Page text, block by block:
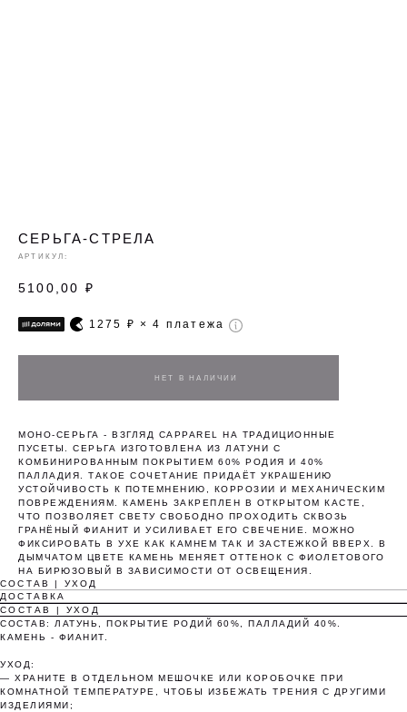
СЕРЬГА-СТРЕЛА
АРТИКУЛ:
5100,00 ₽
1275 ₽ × 4 платежа
МОНО-СЕРЬГА - ВЗГЛЯД CAPPAREL НА ТРАДИЦИОННЫЕ
ПУСЕТЫ. СЕРЬГА ИЗГОТОВЛЕНА ИЗ ЛАТУНИ С
КОМБИНИРОВАННЫМ ПОКРЫТИЕМ 60% РОДИЯ И 40%
ПАЛЛАДИЯ. ТАКОЕ СОЧЕТАНИЕ ПРИДАЁТ УКРАШЕНИЮ
УСТОЙЧИВОСТЬ К ПОТЕМНЕНИЮ, КОРРОЗИИ И МЕХАНИЧЕСКИМ
ПОВРЕЖДЕНИЯМ. КАМЕНЬ ЗАКРЕПЛЕН В ОТКРЫТОМ КАСТЕ,
ЧТО ПОЗВОЛЯЕТ СВЕТУ СВОБОДНО ПРОХОДИТЬ СКВОЗЬ
ГРАНЁНЫЙ ФИАНИТ И УСИЛИВАЕТ ЕГО СВЕЧЕНИЕ. МОЖНО
ФИКСИРОВАТЬ В УХЕ КАК КАМНЕМ ТАК И ЗАСТЕЖКОЙ ВВЕРХ. В
ДЫМЧАТОМ ЦВЕТЕ КАМЕНЬ МЕНЯЕТ ОТТЕНОК С ФИОЛЕТОВОГО
НА БИРЮЗОВЫЙ В ЗАВИСИМОСТИ ОТ ОСВЕЩЕНИЯ.
СОСТАВ | УХОД
ДОСТАВКА
СОСТАВ | УХОД
СОСТАВ: ЛАТУНЬ, ПОКРЫТИЕ РОДИЙ 60%, ПАЛЛАДИЙ 40%.
КАМЕНЬ - ФИАНИТ.
УХОД:
— ХРАНИТЕ В ОТДЕЛЬНОМ МЕШОЧКЕ ИЛИ КОРОБОЧКЕ ПРИ
КОМНАТНОЙ ТЕМПЕРАТУРЕ, ЧТОБЫ ИЗБЕЖАТЬ ТРЕНИЯ С ДРУГИМИ
ИЗДЕЛИЯМИ;
Оплата частями
Оплатите сегодня 25% стоимости покупки
картой любого банка, остальное — тремя
Оплата
сегодня
Через 2
Через 4
Через 6